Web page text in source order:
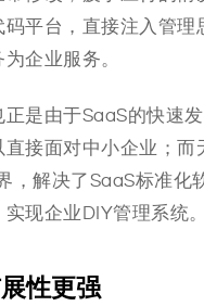
码平台，直接注入管理
企业服务。
正是由于SaaS的快速
直接面对中小企业；而
，解决了SaaS标准化
现企业DIY管理系统。
性更强